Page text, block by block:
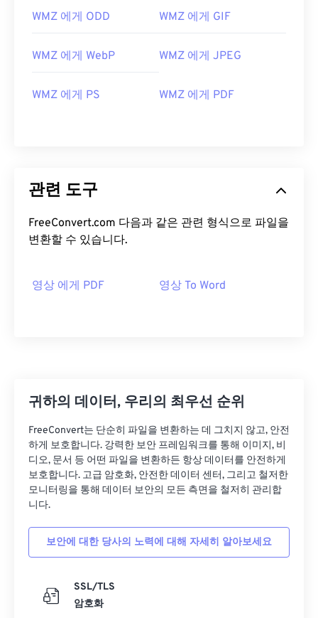
WMZ 에게 ODD WMZ 에게 GIF
WMZ 에게 WebP WMZ 에게 JPEG
WMZ 에게 PS WMZ 에게 PDF
관련 도구
FreeConvert.com 다음과 같은 관련 형식으로 파일을
변환할 수 있습니다.
영상 에게 PDF 영상 To Word
귀하의 데이터, 우리의 최우선 순위
FreeConvert는 단순히 파일을 변환하는 데 그치지 않고, 안전
하게 보호합니다. 강력한 보안 프레임워크를 통해 이미지, 비
디오, 문서 등 어떤 파일을 변환하든 항상 데이터를 안전하게
보호합니다. 고급 암호화, 안전한 데이터 센터, 그리고 철저한
모니터링을 통해 데이터 보안의 모든 측면을 철저히 관리합
니다.
보안에 대한 당사의 노력에 대해 자세히 알아보세요
SSL/TLS
암호화